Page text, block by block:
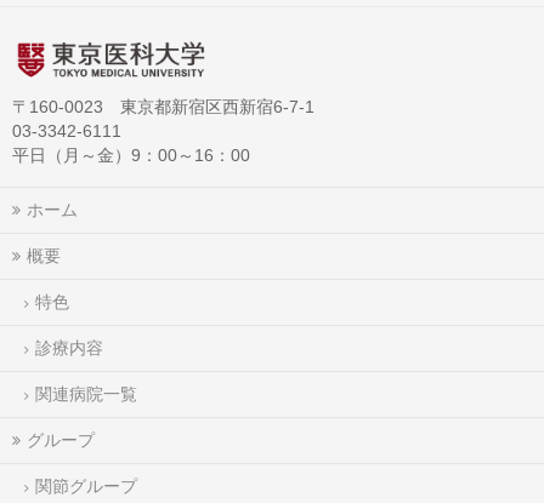
〒160-0023 東京都新宿区西新宿6-7-1
03-3342-6111
平日（月～金）9：00～16：00
ホーム
概要
特色
診療内容
関連病院一覧
グループ
関節グループ